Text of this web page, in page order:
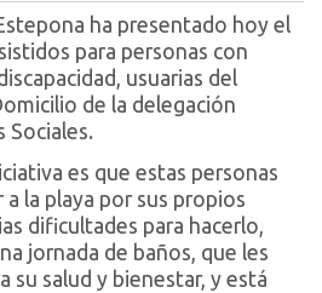
ha presentado hoy el
para personas con
usuarias del
de la delegación
Sociales.
es que estas personas
la playa por sus propios
dificultades para hacerlo,
jornada de baños, que les
su salud y bienestar, y está